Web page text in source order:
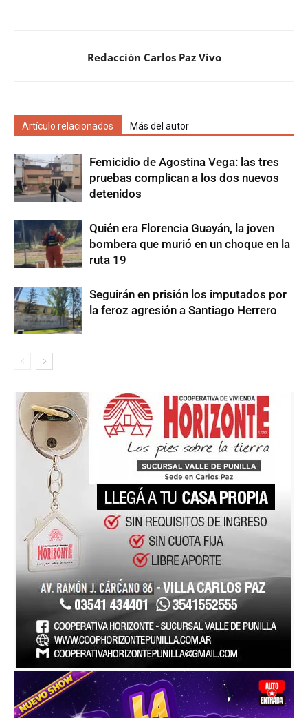
Redacción Carlos Paz Vivo
Artículo relacionados Más del autor
Femicidio de Agostina Vega: las tres
pruebas complican a los dos nuevos
detenidos
Quién era Florencia Guayán, la joven
bombera que murió en un choque en la
ruta 19
Seguirán en prisión los imputados por
la feroz agresión a Santiago Herrero